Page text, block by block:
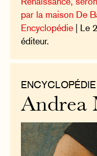
par la maison De
Encyclopédie | Le
éditeur.
ENCYCLOPÉDIE
Andrea